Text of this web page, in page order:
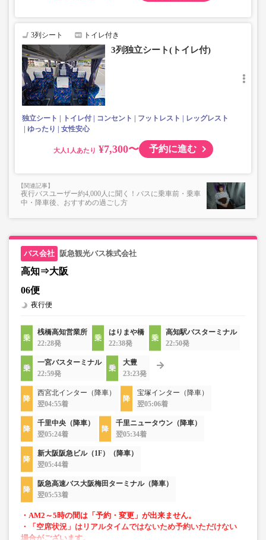
3列シート トイレ付き
3列独立シート(トイレ付)
独立シート トイレ付 コンセント フットレスト
レッグレスト
ゆったり
女性安心
大人 ¥7,300〜 予約に進む
夜行バスユーザー約4,000人に聞く！バスに乗車前・乗車
中・降車後、おすすめの過ごし方
阪急観光バス株式会社
高知⇒大阪
06便
夜行便
桟橋高知営業所
22:28発
はりまや橋
22:38発
高知駅バスターミナル
22:50発
一宮バスターミナル
22:59発
大豊
23:23発
西宮北インター（降車）
翌04:55着
宝塚インター（降車）
翌05:06着
千里中央（降車）
翌05:24着
千里ニュータウン（降車）
翌05:34着
新大阪阪急ビル（1F）（降車）
翌05:44着
阪急高速バス大阪梅田ターミナル（降車）
翌05:53着
・AM2～5時の間は「予約・変更」が出来ません。
・「空席状況」はリアルタイムではないため予約いただけない
場合がございます。